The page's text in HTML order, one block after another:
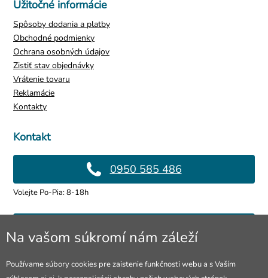
Kontakt
0950 585 486
Volejte Po-Pia: 8-18h
info@4lol.cz
Užitočné informácie
Spôsoby dodania a platby
Obchodné podmienky
Ochrana osobných údajov
Zistiť stav objednávky
Vrátenie tovaru
Reklamácie
Kontakty
Na vašom súkromí nám záleží
Používame súbory cookies pre zaistenie funkčnosti webu a s Vaším